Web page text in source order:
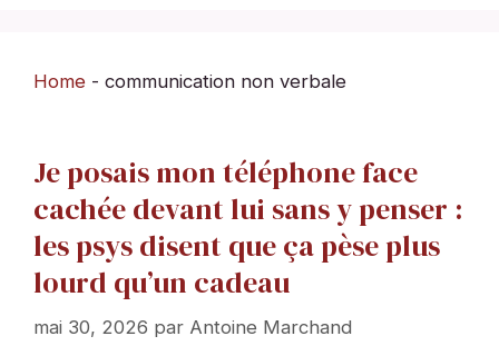
Home - communication non verbale
Je posais mon téléphone face
cachée devant lui sans y penser :
les psys disent que ça pèse plus
lourd qu’un cadeau
mai 30, 2026 par Antoine Marchand